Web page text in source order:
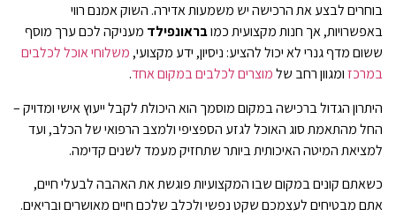
בוחרים לבצע את הרכישה יש משמעות אדירה. השוק אמנם רווי
באפשרויות, אך חנות מקצועית כמובראונפילד מעניקה לכם ערך מוסף
ששום מדף גנרי לא יכול להציע: ניסיון, ידע מקצועי, משלוחי אוכל לכלבים
במרכזומגוון רחב שלמוצרים לכלבים במקום אחד.
היתרון הגדול ברכישה במקום מוסמך הוא היכולת לקבל ייעוץ אישי ומדויק –
החל מהתאמת סוג האוכל לגזע הספציפי ולמצב הרפואי של הכלב, ועד
למציאת המיטה האיכותית ביותר שתחזיק מעמד לשנים קדימה.
כשאתם קונים במקום שבו המקצועיות פוגשת את האהבה לבעלי חיים,
אתם מבטיחים לעצמכם שקט נפשי ולכלב שלכם חיים מאושרים ובריאים.